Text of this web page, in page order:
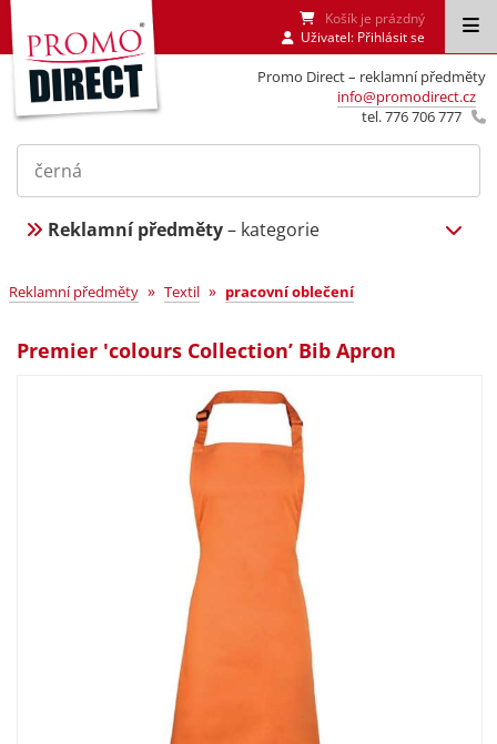
Promo Direct – reklamní předměty
info@promodirect.cz
tel. 776 706 777
Košík je prázdný
Uživatel: Přihlásit se
Reklamní předměty– kategorie
Reklamní předměty » Textil » pracovní oblečení
Premier 'colours Collection’ Bib Apron